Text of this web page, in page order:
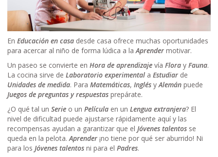
En Educación en casa desde casa ofrece muchas oportunidades
para acercar al niño de forma lúdica a laAprender motivar.
Un paseo se convierte en Hora de aprendizaje vía Flora y Fauna.
La cocina sirve de Laboratorio experimental a Estudiar de
Unidades de medida. Para Matemáticas, Inglés yAlemán puede
Juegos de preguntas y respuestas prepárate.
¿O qué tal un Serie o un Película en un Lengua extranjera? El
nivel de dificultad puede ajustarse rápidamente aquí y las
recompensas ayudan a garantizar que el Jóvenes talentos se
queda en la pelota.Aprender ¡no tiene por qué ser aburrido! Ni
para los Jóvenes talentos ni para el Padres.